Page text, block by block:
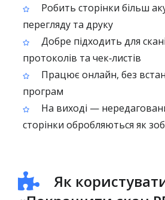
Робить сторінки більш
перегляду та друку
Добре підходить для
протоколів та чек‑листів
Працює онлайн, без
програм
На виході —
сторінки обробляються як
Як